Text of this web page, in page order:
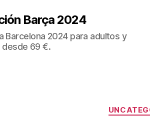
Barça 2024
Barcelona 2024 para adultos y
desde 69 €.